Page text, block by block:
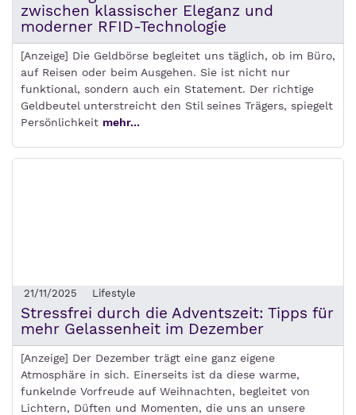
zwischen klassischer Eleganz und
moderner RFID-Technologie
[Anzeige] Die Geldbörse begleitet uns täglich, ob im Büro,
auf Reisen oder beim Ausgehen. Sie ist nicht nur
funktional, sondern auch ein Statement. Der richtige
Geldbeutel unterstreicht den Stil seines Trägers, spiegelt
Persönlichkeit mehr...
21/11/2025 Lifestyle
Stressfrei durch die Adventszeit: Tipps für
mehr Gelassenheit im Dezember
[Anzeige] Der Dezember trägt eine ganz eigene
Atmosphäre in sich. Einerseits ist da diese warme,
funkelnde Vorfreude auf Weihnachten, begleitet von
Lichtern, Düften und Momenten, die uns an unsere